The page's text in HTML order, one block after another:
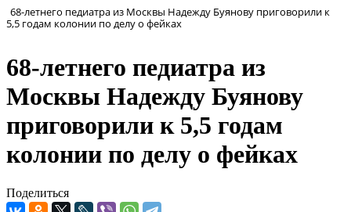
68-летнего педиатра из Москвы Надежду Буянову приговорили к
5,5 годам колонии по делу о фейках
68-летнего педиатра из
Москвы Надежду Буянову
приговорили к 5,5 годам
колонии по делу о фейках
Поделиться